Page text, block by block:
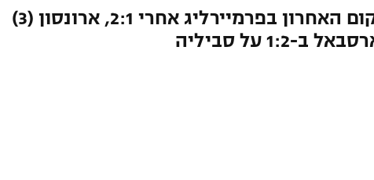
הפטישים עלולים לרדת למקום האחרון בפרמיירליג אחרי 2:1, ארונסון (3)